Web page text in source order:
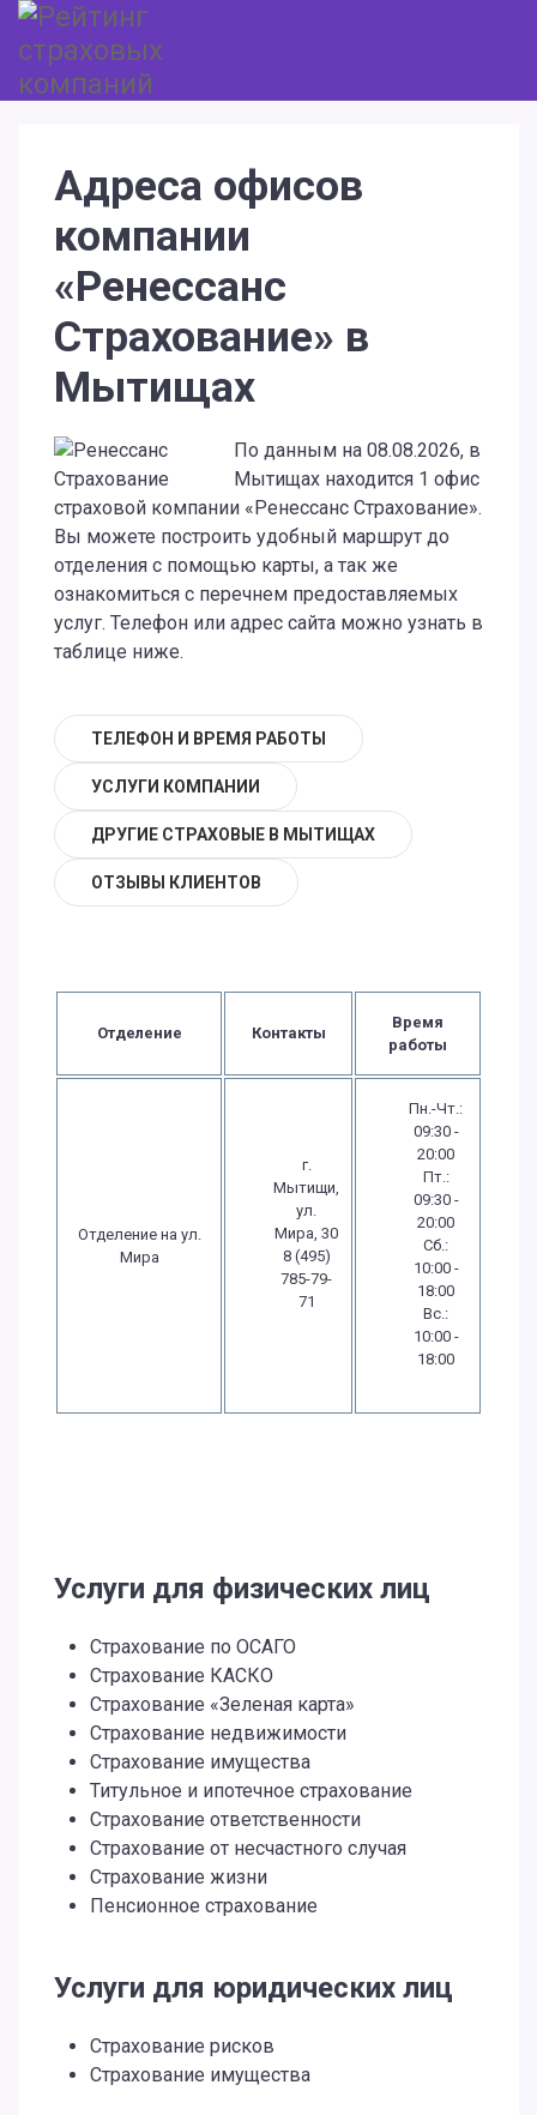
Адреса офисов
компании
«Ренессанс
Страхование» в
Мытищах
По данным на 08.08.2026, в
Мытищах находится 1 офис
страховой компании «Ренессанс Страхование».
Вы можете построить удобный маршрут до
отделения с помощью карты, а так же
ознакомиться с перечнем предоставляемых
услуг. Телефон или адрес сайта можно узнать в
таблице ниже.
ТЕЛЕФОН И ВРЕМЯ РАБОТЫ
УСЛУГИ КОМПАНИИ
ДРУГИЕ СТРАХОВЫЕ В МЫТИЩАХ
ОТЗЫВЫ КЛИЕНТОВ
Отделение Контакты
Время
работы
Отделение на ул.
Мира
г.
Мытищи,
ул.
Мира, 30
8 (495)
785-79-
71
Пн.-Чт.:
09:30 -
20:00
Пт.:
09:30 -
20:00
Сб.:
10:00 -
18:00
Вс.:
10:00 -
18:00
Услуги для физических лиц
Страхование по ОСАГО
Страхование КАСКО
Страхование «Зеленая карта»
Страхование недвижимости
Страхование имущества
Титульное и ипотечное страхование
Страхование ответственности
Страхование от несчастного случая
Страхование жизни
Пенсионное страхование
Услуги для юридических лиц
Страхование рисков
Страхование имущества